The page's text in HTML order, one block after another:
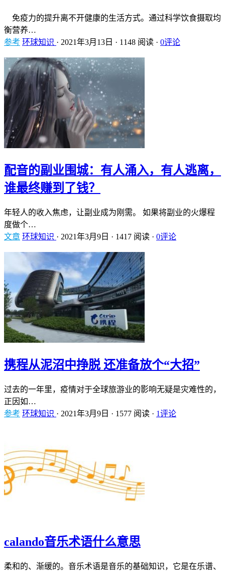
免疫力的提升离不开健康的生活方式。通过科学饮食摄取均
衡营养…
参考 环球知识 · 2021年3月13日 · 1148 阅读 · 0评论
配音的副业围城：有人涌入，有人逃离，
谁最终赚到了钱？
年轻人的收入焦虑，让副业成为刚需。 如果将副业的火爆程
度做个…
文章 环球知识 · 2021年3月9日 · 1417 阅读 · 0评论
携程从泥沼中挣脱 还准备放个“大招”
过去的一年里，疫情对于全球旅游业的影响无疑是灾难性的，
正因如…
参考 环球知识 · 2021年3月9日 · 1577 阅读 · 1评论
calando音乐术语什么意思
柔和的、渐缓的。音乐术语是音乐的基础知识，它是在乐谱、